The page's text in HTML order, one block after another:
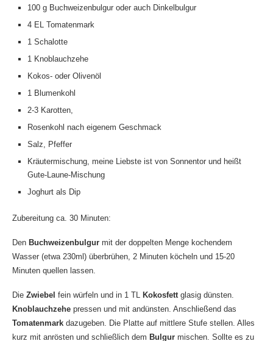
100 g Buchweizenbulgur oder auch Dinkelbulgur
4 EL Tomatenmark
1 Schalotte
1 Knoblauchzehe
Kokos- oder Olivenöl
1 Blumenkohl
2-3 Karotten,
Rosenkohl nach eigenem Geschmack
Salz, Pfeffer
Kräutermischung, meine Liebste ist von Sonnentor und heißt
Gute-Laune-Mischung
Joghurt als Dip
Zubereitung ca. 30 Minuten:
Den Buchweizenbulgur mit der doppelten Menge kochendem
Wasser (etwa 230ml) überbrühen, 2 Minuten köcheln und 15-20
Minuten quellen lassen.
Die Zwiebel fein würfeln und in 1 TL Kokosfett glasig dünsten.
Knoblauchzehe pressen und mit andünsten. Anschließend das
Tomatenmark dazugeben. Die Platte auf mittlere Stufe stellen. Alles
kurz mit anrösten und schließlich dem Bulgur mischen. Sollte es zu